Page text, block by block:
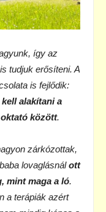
így az
tudjuk erősíteni. A
is fejlődik:
kell alakítani a
között.
zárkózottak,
lovaglásnálott
mint maga a ló.
a terápiák azért